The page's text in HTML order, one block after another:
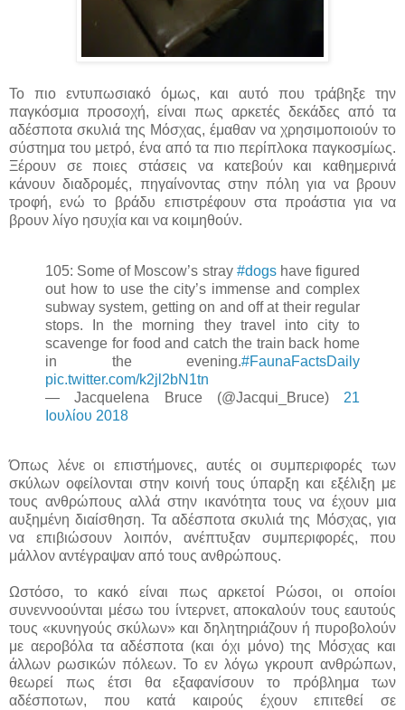
Το πιο εντυπωσιακό όμως, και αυτό που τράβηξε την
παγκόσμια προσοχή, είναι πως αρκετές δεκάδες από τα
αδέσποτα σκυλιά της Μόσχας, έμαθαν να χρησιμοποιούν το
σύστημα του μετρό, ένα από τα πιο περίπλοκα παγκοσμίως.
Ξέρουν σε ποιες στάσεις να κατεβούν και καθημερινά
κάνουν διαδρομές, πηγαίνοντας στην πόλη για να βρουν
τροφή, ενώ το βράδυ επιστρέφουν στα προάστια για να
βρουν λίγο ησυχία και να κοιμηθούν.
105: Some of Moscow’s stray #dogshave figured
out how to use the city’s immense and complex
subway system, getting on and off at their regular
stops. In the morning they travel into city to
scavenge for food and catch the train back home
in the evening.#FaunaFactsDaily
pic.twitter.com/k2jl2bN1tn
— Jacquelena Bruce (@Jacqui_Bruce) 21
Ιουλίου 2018
Όπως λένε οι επιστήμονες, αυτές οι συμπεριφορές των
σκύλων οφείλονται στην κοινή τους ύπαρξη και εξέλιξη με
τους ανθρώπους αλλά στην ικανότητα τους να έχουν μια
αυξημένη διαίσθηση. Τα αδέσποτα σκυλιά της Μόσχας, για
να επιβιώσουν λοιπόν, ανέπτυξαν συμπεριφορές, που
μάλλον αντέγραψαν από τους ανθρώπους.
Ωστόσο, το κακό είναι πως αρκετοί Ρώσοι, οι οποίοι
συνεννοούνται μέσω του ίντερνετ, αποκαλούν τους εαυτούς
τους «κυνηγούς σκύλων» και δηλητηριάζουν ή πυροβολούν
με αεροβόλα τα αδέσποτα (και όχι μόνο) της Μόσχας και
άλλων ρωσικών πόλεων. Το εν λόγω γκρουπ ανθρώπων,
θεωρεί πως έτσι θα εξαφανίσουν το πρόβλημα των
αδέσποτων, που κατά καιρούς έχουν επιτεθεί σε